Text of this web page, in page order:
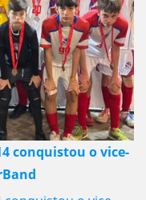
conquistou o vice-